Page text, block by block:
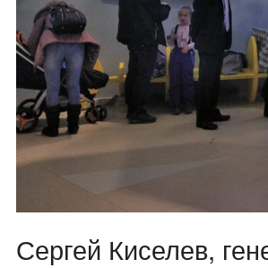
Сергей Киселев,